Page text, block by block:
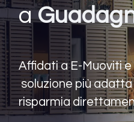
a
Affidati a E-Muoviti
soluzione più
risparmia